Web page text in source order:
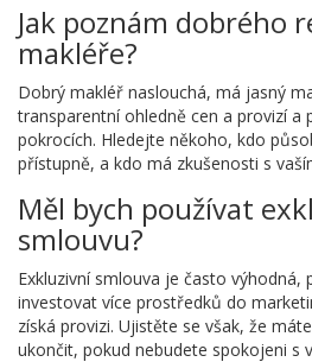
Jak poznám dobrého
makléře?
Dobrý makléř naslouchá, má jasný
transparentní ohledně cen a provizí a
pokrocích. Hledejte někoho, kdo
přístupně, a kdo má zkušenosti s
Měl bych používat
smlouvu?
Exkluzivní smlouva je často
investovat více prostředků do
získá provizi. Ujistěte se však, že
ukončit, pokud nebudete spokojeni s